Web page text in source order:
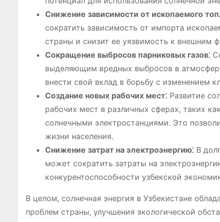
Снижение зависимости от ископаемого
сократить зависимость от импорта
страны и снизит ее уязвимость к внешним
Сокращение выбросов парниковых газов⁚
выделяющим вредных выбросов в
внести свой вклад в борьбу с изменением
Создание новых рабочих мест⁚ Развитие
рабочих мест в различных сферах, таких
солнечными электростанциями. Это
жизни населения.
Снижение затрат на электроэнергию⁚ В
может сократить затраты на
конкурентоспособности узбекской
В целом, солнечная энергия в Узбекистане
проблем страны, улучшения экологической